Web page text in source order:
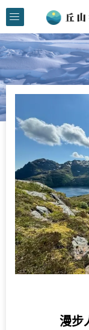
跳
至
主
要
內
容
漫步